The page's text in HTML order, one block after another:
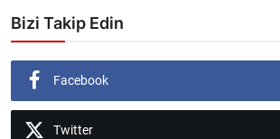
Bizi Takip Edin
Facebook
Twitter